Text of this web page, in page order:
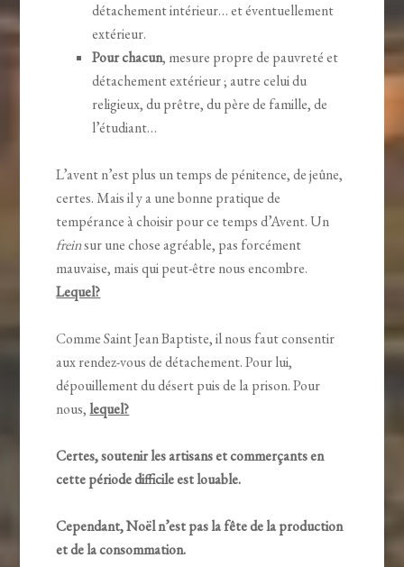
détachement intérieur… et éventuellement
extérieur.
Pour chacun, mesure propre de pauvreté et
détachement extérieur ; autre celui du
religieux, du prêtre, du père de famille, de
l’étudiant…
L’avent n’est plus un temps de pénitence, de jeûne,
certes. Mais il y a une bonne pratique de
tempérance à choisir pour ce temps d’Avent. Un
freinsur une chose agréable, pas forcément
mauvaise, mais qui peut-être nous encombre.
Lequel?
Comme Saint Jean Baptiste, il nous faut consentir
aux rendez-vous de détachement. Pour lui,
dépouillement du désert puis de la prison. Pour
nous,lequel?
Certes, soutenir les artisans et commerçants en
cette période difficile est louable.
Cependant, Noël n’est pas la fête de la production
et de la consommation.